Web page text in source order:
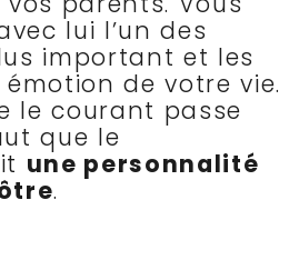
lui l’un des
important et les
de votre vie.
le courant passe
que le
une personnalité
.